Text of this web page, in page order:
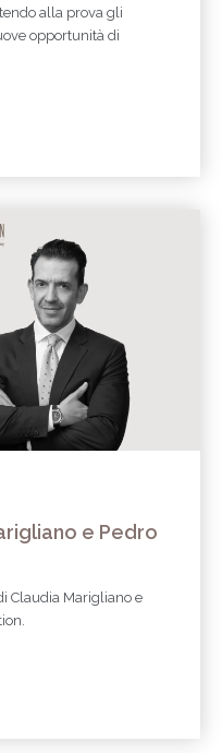
alla prova gli
opportunità di
e Pedro
Claudia Marigliano e